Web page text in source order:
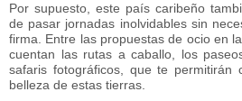
Por supuesto, este país caribeño
de pasar jornadas inolvidables sin
firma. Entre las propuestas de ocio en
cuentan las rutas a caballo, los
safaris fotográficos, que te permitirán
belleza de estas tierras.